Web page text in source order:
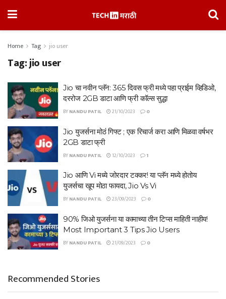
Home Tag jio user
Tag:jio user
Jio चा नवीन प्लॅन: 365 दिवस फ्री मध्ये पहा प्राईम व्हिडिओ,
दररोज 2GB डाटा आणि फ्री कॉल्स सुद्धा
BYNANDU PATIL 21/10/2023 0
Jio युजर्सना मोठं गिफ्ट ; एक रिचार्ज करा आणि मिळवा वर्षभर
2GB डाटा फ्री
BYNANDU PATIL 12/10/2023 1
Jio आणि Vi मध्ये जोरदार टक्कर! या प्लॅन मध्ये होतोय
युजर्सचा खूप मोठा फायदा, Jio Vs Vi
BYNANDU PATIL 23/09/2023 0
90% जिओ युजर्सना या कामाच्या तीन टिप्स माहिती नाहीय!
Most Important 3 Tips Jio Users
BYNANDU PATIL 21/09/2023 0
Recommended Stories